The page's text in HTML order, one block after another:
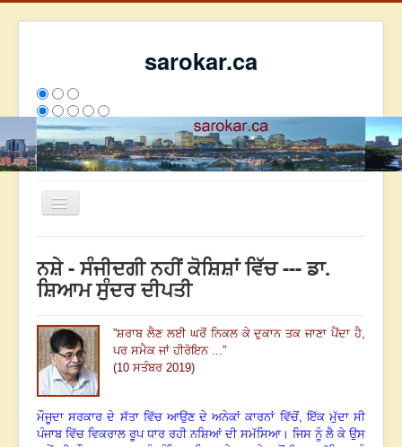
sarokar.ca
Toggle
ਰਚਨਾਵਾਂ
ਸੰਪਰਕ
We have 90 guests and no members online
2808598
ਨਸ਼ੇ - ਸੰਜੀਦਗੀ ਨਹੀਂ ਕੋਸ਼ਿਸ਼ਾਂ ਵਿੱਚ --- ਡਾ.
ਸ਼ਿਆਮ ਸੁੰਦਰ ਦੀਪਤੀ
”ਸ਼ਰਾਬ ਲੈਣ ਲਈ ਘਰੋਂ ਨਿਕਲ ਕੇ ਦੁਕਾਨ ਤਕ ਜਾਣਾ ਪੈਂਦਾ ਹੈ,
ਪਰ ਸਮੈਕ ਜਾਂ ਹੀਰੋਇਨ ...”
(10 ਸਤੰਬਰ 2019)
ਮੌਜੂਦਾ ਸਰਕਾਰ ਦੇ ਸੱਤਾ ਵਿੱਚ ਆਉਣ ਦੇ ਅਨੇਕਾਂ ਕਾਰਨਾਂ ਵਿੱਚੋਂ, ਇੱਕ ਮੁੱਦਾ ਸੀ
ਪੰਜਾਬ ਵਿੱਚ ਵਿਕਰਾਲ ਰੂਪ ਧਾਰ ਰਹੀ ਨਸ਼ਿਆਂ ਦੀ ਸਮੱਸਿਆ। ਜਿਸ ਨੂੰ ਲੈ ਕੇ ਉਸ